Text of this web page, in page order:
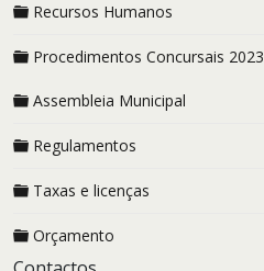
Recursos Humanos
Procedimentos Concursais 2023
Assembleia Municipal
Regulamentos
Taxas e licenças
Orçamento